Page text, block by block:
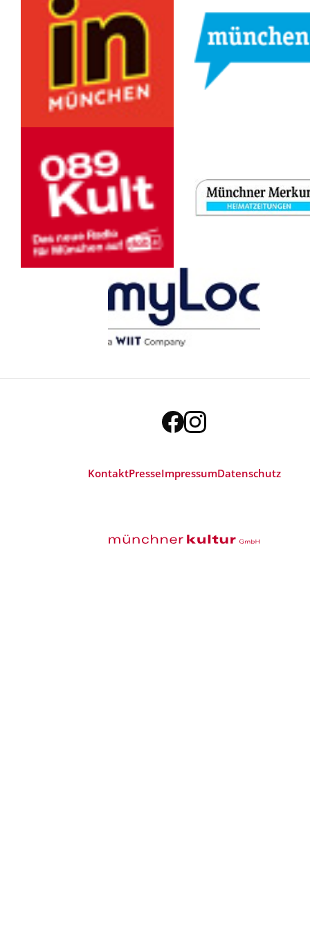
KontaktPresseImpressumDatenschutz